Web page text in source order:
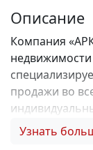
Описание
Компания
продажи во
объектов и
Узнать